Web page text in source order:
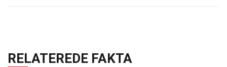
RELATEREDE FAKTA